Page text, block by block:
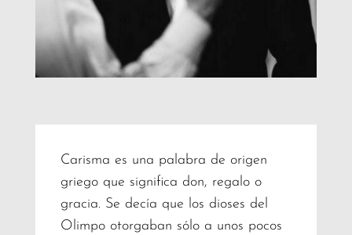
Carisma es una palabra de origen
griego que significa don, regalo o
gracia. Se decía que los dioses del
Olimpo otorgaban sólo a unos pocos